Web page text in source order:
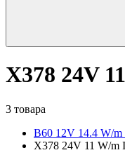
X378 24V
3 товара
B60 12V 14.4 W/m
X378 24V 11 W/m